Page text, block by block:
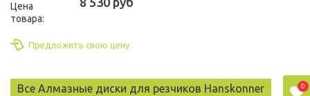
Цена
товара:
Предложить свою цену
Все Алмазные диски для резчиков Hanskonner 0